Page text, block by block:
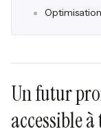
Un futur
accessible à